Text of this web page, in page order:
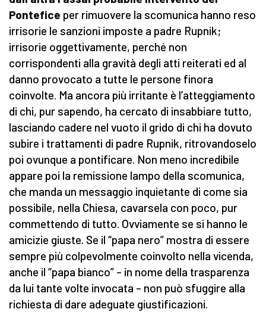
Pontefice per rimuovere la scomunica hanno reso
irrisorie le sanzioni imposte a padre Rupnik;
irrisorie oggettivamente, perché non
corrispondenti alla gravità degli atti reiterati ed al
danno provocato a tutte le persone finora
coinvolte. Ma ancora più irritante è l’atteggiamento
di chi, pur sapendo, ha cercato di insabbiare tutto,
lasciando cadere nel vuoto il grido di chi ha dovuto
subire i trattamenti di padre Rupnik, ritrovandoselo
poi ovunque a pontificare. Non meno incredibile
appare poi la remissione lampo della scomunica,
che manda un messaggio inquietante di come sia
possibile, nella Chiesa, cavarsela con poco, pur
commettendo di tutto. Ovviamente se si hanno le
amicizie giuste. Se il “papa nero” mostra di essere
sempre più colpevolmente coinvolto nella vicenda,
anche il “papa bianco” – in nome della trasparenza
da lui tante volte invocata – non può sfuggire alla
richiesta di dare adeguate giustificazioni.